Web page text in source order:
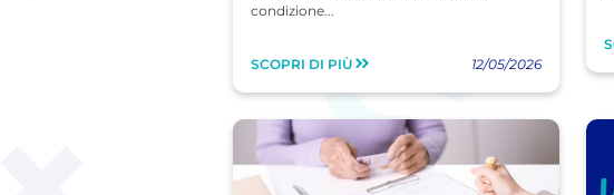
condizione...
SCOPRI DI PIÙ 12/05/2026